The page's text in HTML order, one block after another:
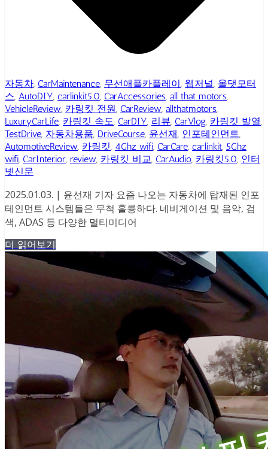
자동차, CarMaintenance, 무선애플카플레이, 웹저널, 올댓모터
스, AutoDIY, carlinkit5.0, CarAccessories, all that motors,
VehicleReview, 카링킷 전원, CarReview, allthatmotors,
LuxuryCarLife, 카링킷 속도, CarDIY, 리뷰, CarVlog, 카링킷 발열,
TestDrive, 자동차용품, DriveCourse, 윤선재, 인포테인먼트,
AutomotiveReview, 카링킷, 4Ghz wifi, CarCare, carlinkit, 5Ghz
wifi, CarInterior, review, 카링킷 비교, CarAudio, 카링킷5.0, 인터
넷신문
2025.01.03. | 윤선재 기자 요즘 나오는 자동차에 탑재된 인포
테인먼트 시스템들은 무척 훌륭하다. 네비게이션 및 음악, 검
색, ADAS 등 다양한 멀티미디어
더 읽어보기